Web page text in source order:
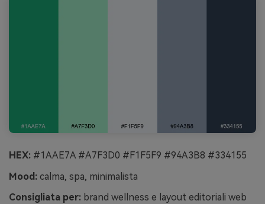
HEX: #1AAE7A #A7F3D0 #F1F5F9 #94A3B8 #334155
Mood: calma, spa, minimalista
Consigliata per: brand wellness e layout editoriali web